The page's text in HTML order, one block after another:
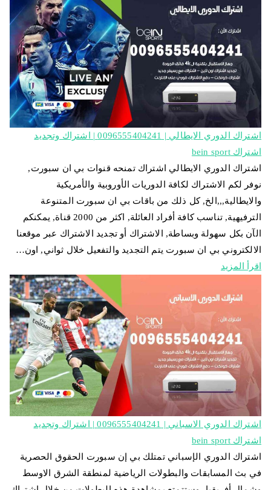
اشتراك الدوري الايطالي | 0096555404241 | اشتراك وتجديد
اشتراك bein sport
اشتراك الدوري الايطالي اشتراك تمنحه قنوات بي ان سبورت,
نوفر لكم الاشتراك لكافة الدوريات الأوروبية والأمريكية
والايطالية,,,الخ, كل ذلك من باقات بي ان سبورت المتنوعة
الترفيهية, تناسب كافة أفراد العائلة, اكثر من 2000 قناة, يمكنكم
الآن بكل سهولة وبساطة, الاشتراك أو تجديد الاشتراك عبر موقعنا
الالكتروني بي ان سبورت يتم التجديد والتفعيل خلال ثواني, اون…
اقرأ المزيد
اشتراك الدوري الاسباني | 0096555404241 | اشتراك وتجديد
اشتراك bein sport
اشتراك الدوري الإسباني تمتلك بي إن سبورت الحقوق الحصرية
في بث المسابقات والبطولات الرياضية لمنطقة الشرق الاوسط